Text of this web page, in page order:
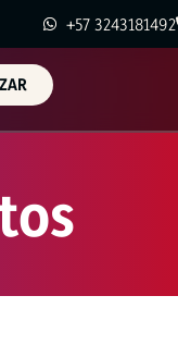
+57 3243181492